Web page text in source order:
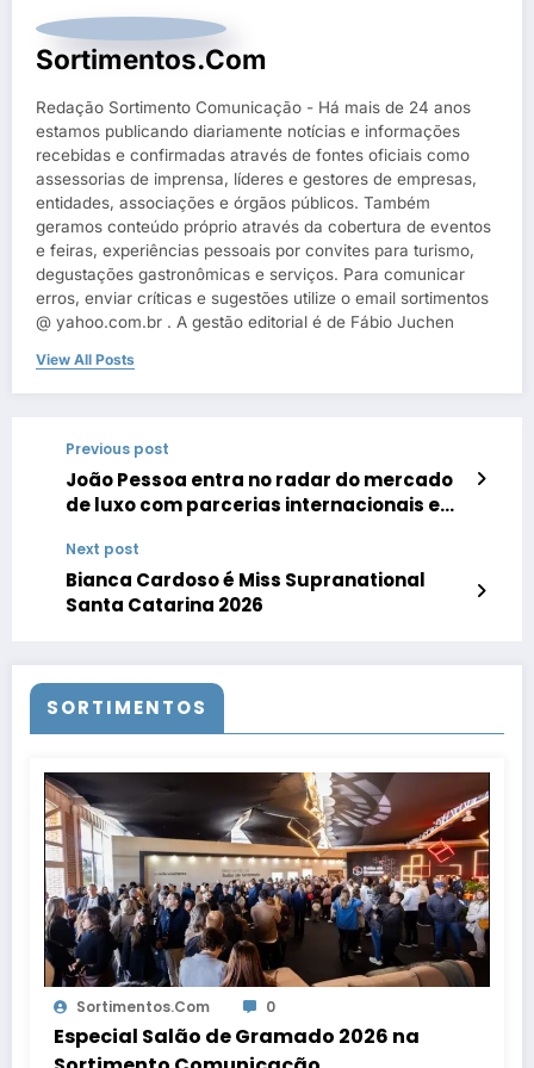
Sortimentos.com
Redação Sortimento Comunicação - Há mais de 24 anos
estamos publicando diariamente notícias e informações
recebidas e confirmadas através de fontes oficiais como
assessorias de imprensa, líderes e gestores de empresas,
entidades, associações e órgãos públicos. Também
geramos conteúdo próprio através da cobertura de eventos
e feiras, experiências pessoais por convites para turismo,
degustações gastronômicas e serviços. Para comunicar
erros, enviar críticas e sugestões utilize o email sortimentos
@ yahoo.com.br . A gestão editorial é de Fábio Juchen
View All Posts
Previous post
João Pessoa entra no radar do mercado
de luxo com parcerias internacionais e
Next post
Bianca Cardoso é Miss Supranational
Santa Catarina 2026
SORTIMENTOS
Sortimentos.com 0
Especial Salão de Gramado 2026 na